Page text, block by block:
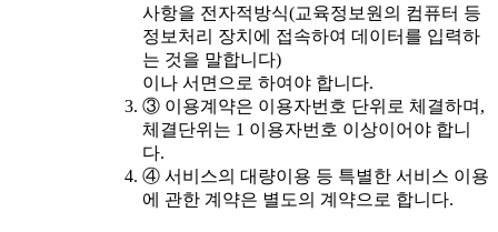
사항을 전자적방식(교육정보원의 컴퓨터 등
정보처리 장치에 접속하여 데이터를 입력하
는 것을 말합니다)
이나 서면으로 하여야 합니다.
③ 이용계약은 이용자번호 단위로 체결하며,
체결단위는 1 이용자번호 이상이어야 합니
다.
④ 서비스의 대량이용 등 특별한 서비스 이용
에 관한 계약은 별도의 계약으로 합니다.